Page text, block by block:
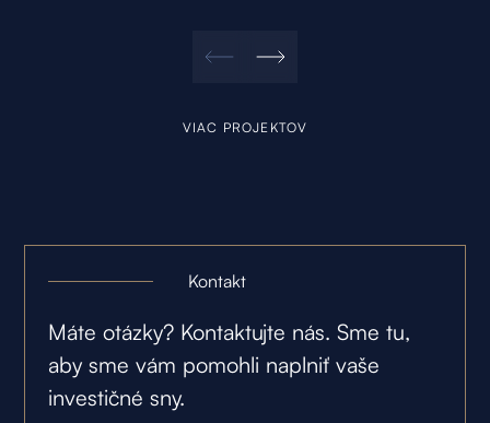
VIAC PROJEKTOV
Kontakt
Máte otázky? Kontaktujte nás. Sme tu,
aby sme vám pomohli naplniť vaše
investičné sny.